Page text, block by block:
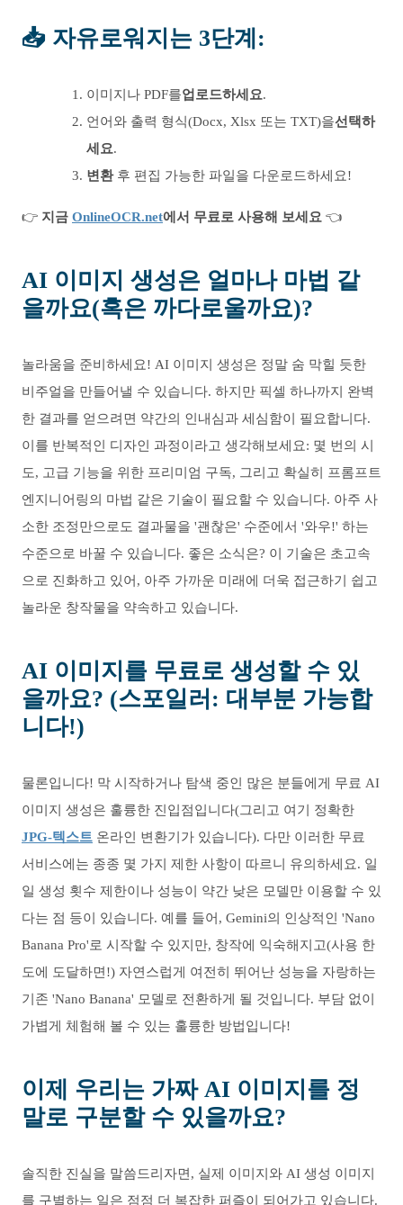
📥 자유로워지는 3단계 :
이미지나 PDF를업로드하세요.
언어와 출력 형식(Docx, Xlsx 또는 TXT)을선택하
세요.
변환후 편집 가능한 파일을 다운로드하세요!
👉 지금 OnlineOCR.net에서 무료로 사용해 보세요 👈
AI 이미지 생성은 얼마나 마법 같
을까요(혹은 까다로울까요)?
놀라움을 준비하세요! AI 이미지 생성은 정말 숨 막힐 듯한
비주얼을 만들어낼 수 있습니다. 하지만 픽셀 하나까지 완벽
한 결과를 얻으려면 약간의 인내심과 세심함이 필요합니다.
이를 반복적인 디자인 과정이라고 생각해보세요: 몇 번의 시
도, 고급 기능을 위한 프리미엄 구독, 그리고 확실히 프롬프트
엔지니어링의 마법 같은 기술이 필요할 수 있습니다. 아주 사
소한 조정만으로도 결과물을 '괜찮은' 수준에서 '와우!' 하는
수준으로 바꿀 수 있습니다. 좋은 소식은? 이 기술은 초고속
으로 진화하고 있어, 아주 가까운 미래에 더욱 접근하기 쉽고
놀라운 창작물을 약속하고 있습니다.
AI 이미지를 무료로 생성할 수 있
을까요? (스포일러: 대부분 가능합
니다!)
물론입니다! 막 시작하거나 탐색 중인 많은 분들에게 무료 AI
이미지 생성은 훌륭한 진입점입니다(그리고 여기 정확한
JPG-텍스트 온라인 변환기가 있습니다). 다만 이러한 무료
서비스에는 종종 몇 가지 제한 사항이 따르니 유의하세요. 일
일 생성 횟수 제한이나 성능이 약간 낮은 모델만 이용할 수 있
다는 점 등이 있습니다. 예를 들어, Gemini의 인상적인 'Nano
Banana Pro'로 시작할 수 있지만, 창작에 익숙해지고(사용 한
도에 도달하면!) 자연스럽게 여전히 뛰어난 성능을 자랑하는
기존 'Nano Banana' 모델로 전환하게 될 것입니다. 부담 없이
가볍게 체험해 볼 수 있는 훌륭한 방법입니다!
이제 우리는 가짜 AI 이미지를 정
말로 구분할 수 있을까요?
솔직한 진실을 말씀드리자면, 실제 이미지와 AI 생성 이미지
를 구별하는 일은 점점 더 복잡한 퍼즐이 되어가고 있습니다.